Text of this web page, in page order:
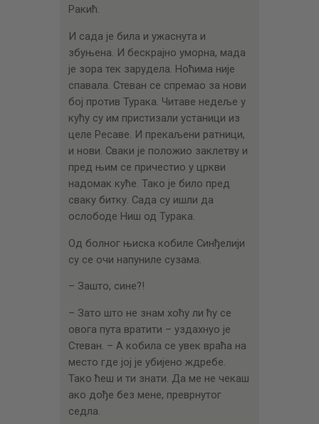
Ракић.
И сада је била и ужаснута и
збуњена. И бескрајно уморна, мада
је зора тек зарудела. Ноћима није
спавала. Стеван се спремао за нови
бој против Турака. Читаве недеље у
кућу су им пристизали устаници из
целе Ресаве. И прекаљени ратници,
и нови. Сваки је положио заклетву и
пред њим се причестио у цркви
надомак куће. Тако је било пред
сваку битку. Сада су ишли да
ослободе Ниш од Турака.
Од болног њиска кобиле Синђелији
су се очи напуниле сузама.
– Зашто, сине?!
– Зато што не знам хоћу ли ћу се
овога пута вратити – уздахнуо је
Стеван. – А кобила се увек враћа на
место где јој је убијено ждребе.
Тако ћеш и ти знати. Да ме не чекаш
ако дође без мене, преврнутог
седла.